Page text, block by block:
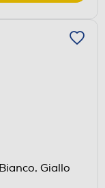
Giallo